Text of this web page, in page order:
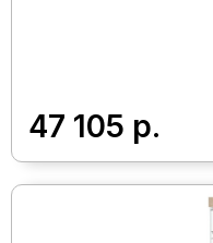
47 105 р.